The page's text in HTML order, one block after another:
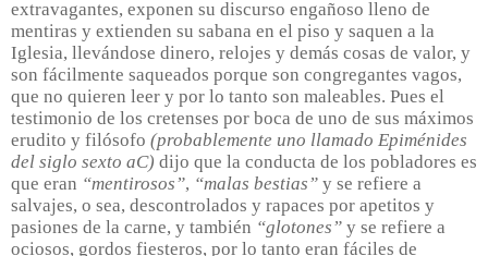
extravagantes, exponen su discurso engañoso lleno de
mentiras y extienden su sabana en el piso y saquen a la
Iglesia, llevándose dinero, relojes y demás cosas de valor, y
son fácilmente saqueados porque son congregantes vagos,
que no quieren leer y por lo tanto son maleables. Pues el
testimonio de los cretenses por boca de uno de sus máximos
erudito y filósofo (probablemente uno llamado Epiménides
del siglo sexto aC) dijo que la conducta de los pobladores es
que eran “mentirosos”, “malas bestias” y se refiere a
salvajes, o sea, descontrolados y rapaces por apetitos y
pasiones de la carne, y también “glotones” y se refiere a
ociosos, gordos fiesteros, por lo tanto eran fáciles de